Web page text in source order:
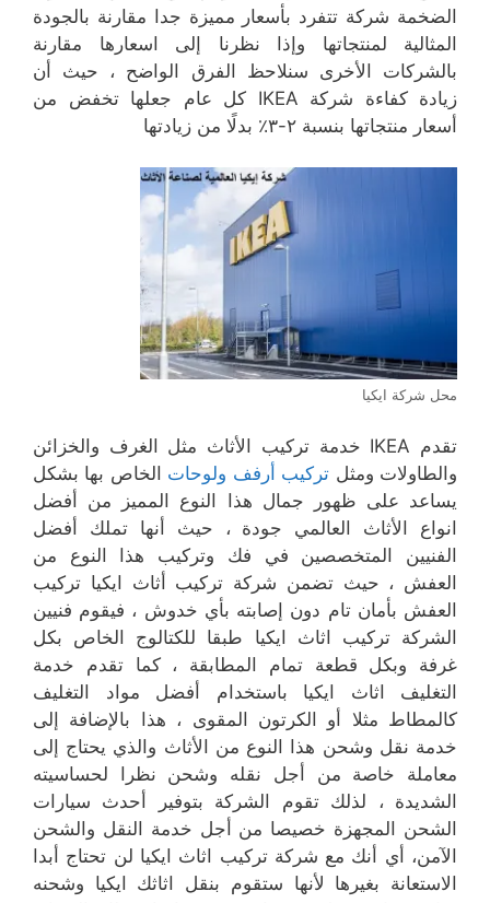
الضخمة شركة تتفرد بأسعار مميزة جدا مقارنة بالجودة
المثالية لمنتجاتها وإذا نظرنا إلى اسعارها مقارنة
بالشركات الأخرى سنلاحظ الفرق الواضح ، حيث أن
زيادة كفاءة شركة IKEA كل عام جعلها تخفض من
أسعار منتجاتها بنسبة ٢-٣٪ بدلًا من زيادتها
محل شركة ايكيا
تقدم IKEA خدمة تركيب الأثاث مثل الغرف والخزائن
والطاولات ومثل تركيب أرفف ولوحات الخاص بها بشكل
يساعد على ظهور جمال هذا النوع المميز من أفضل
انواع الأثاث العالمي جودة ، حيث أنها تملك أفضل
الفنيين المتخصصين في فك وتركيب هذا النوع من
العفش ، حيث تضمن شركة تركيب أثاث ايكيا تركيب
العفش بأمان تام دون إصابته بأي خدوش ، فيقوم فنيين
الشركة تركيب اثاث ايكيا طبقا للكتالوج الخاص بكل
غرفة وبكل قطعة تمام المطابقة ، كما تقدم خدمة
التغليف اثاث ايكيا باستخدام أفضل مواد التغليف
كالمطاط مثلا أو الكرتون المقوى ، هذا بالإضافة إلى
خدمة نقل وشحن هذا النوع من الأثاث والذي يحتاج إلى
معاملة خاصة من أجل نقله وشحن نظرا لحساسيته
الشديدة ، لذلك تقوم الشركة بتوفير أحدث سيارات
الشحن المجهزة خصيصا من أجل خدمة النقل والشحن
الآمن، أي أنك مع شركة تركيب اثاث ايكيا لن تحتاج أبدا
الاستعانة بغيرها لأنها ستقوم بنقل اثاثك ايكيا وشحنه